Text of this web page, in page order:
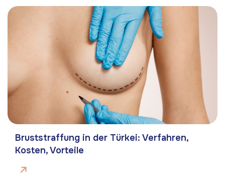
Bruststraffung in der Türkei: Verfahren,
Kosten, Vorteile